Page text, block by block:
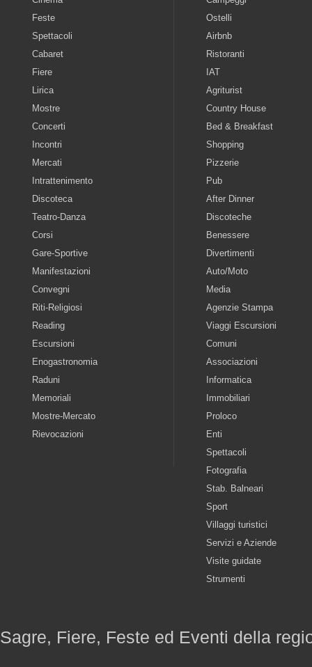
Feste
Spettacoli
Cabaret
Fiere
Lirica
Mostre
Concerti
Incontri
Mercati
Intrattenimento
Discoteca
Teatro-Danza
Corsi
Gare-Sportive
Manifestazioni
Convegni
Riti-Religiosi
Reading
Escursioni
Enogastronomia
Raduni
Memoriali
Mostre-Mercato
Rievocazioni
Ostelli
Airbnb
Ristoranti
IAT
Agriturist
Country House
Bed & Breakfast
Shopping
Pizzerie
Pub
After Dinner
Discoteche
Benessere
Divertimenti
Auto/Moto
Media
Agenzie Stampa
Viaggi Escursioni
Comuni
Associazioni
Informatica
Immobiliari
Proloco
Enti
Spettacoli
Fotografia
Stab. Balneari
Sport
Villaggi turistici
Servizi e Aziende
Visite guidate
Strumenti
Sagre, Fiere, Feste ed Eventi della